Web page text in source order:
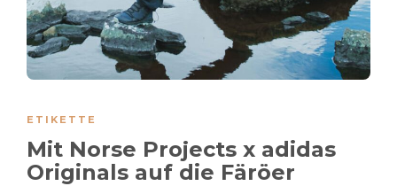
ETIKETTE
Mit Norse Projects x adidas
Originals auf die Färöer